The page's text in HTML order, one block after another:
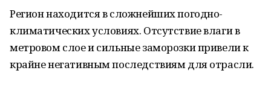
Регион находится в сложнейших погодно-
климатических условиях. Отсутствие влаги в
метровом слое и сильные заморозки привели к
крайне негативным последствиям для отрасли.